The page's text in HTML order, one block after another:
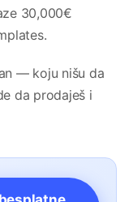
30,000€
— koju nišu da
da prodaješ i